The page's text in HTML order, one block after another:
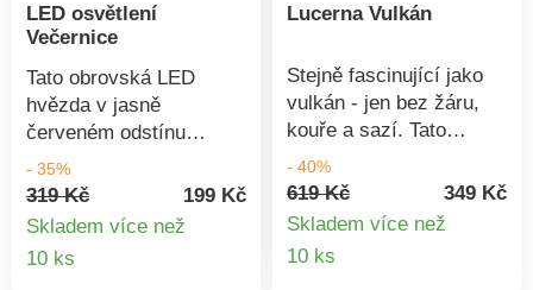
LED osvětlení
Večernice
Tato obrovská LED
hvězda v jasně
červeném odstínu
ponoří vše do teplého
světla a zajistí
slavnostní náladu.
- 35%
319 Kč
199 Kč
Skladem více než
10 ks
Lucerna Vulkán
Stejně fascinující jako
vulkán - jen bez žáru,
kouře a sazí. Tato
velkolepá stolní lampa s
realistickými efekty
plamene vytváří útulnou
exteriéru. Bezdrátová, s
- 40%
619 Kč
349 Kč
Skladem více než
10 ks